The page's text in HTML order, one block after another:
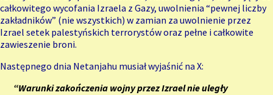
całkowitego wycofania Izraela z Gazy, uwolnienia “pewnej liczby
zakładników” (nie wszystkich) w zamian za uwolnienie przez
Izrael setek palestyńskich terrorystów oraz pełne i całkowite
zawieszenie broni.
Następnego dnia Netanjahu musiałwyjaśnić na X:
“Warunki zakończenia wojny przez Izrael nie uległy